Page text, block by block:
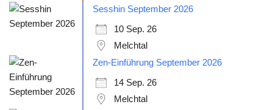
Sesshin September 2026
10 Sep. 26
Melchtal
Zen-Einführung September 2026
14 Sep. 26
Melchtal